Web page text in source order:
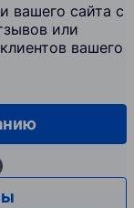
вашего сайта с
или
вашего
WhatsApp
in Telegram
us in Linkedin
us by email